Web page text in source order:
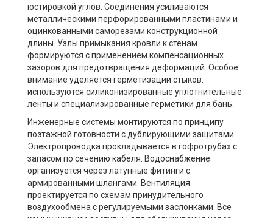
юстировкой углов. Соединения усиливаются
металлическими перфорированными пластинами и
оцинкованными саморезами конструкционной
длины. Узлы примыкания кровли к стенам
формируются с применением компенсационных
зазоров для предотвращения деформаций. Особое
внимание уделяется герметизации стыков:
используются силиконизированные уплотнительные
ленты и специализированные герметики для бань.
Инженерные системы монтируются по принципу
поэтажной готовности с дублирующими защитами.
Электропроводка прокладывается в гофротрубах с
запасом по сечению кабеля. Водоснабжение
организуется через латунные фитинги с
армированными шлангами. Вентиляция
проектируется по схемам принудительного
воздухообмена с регулируемыми заслонками. Все